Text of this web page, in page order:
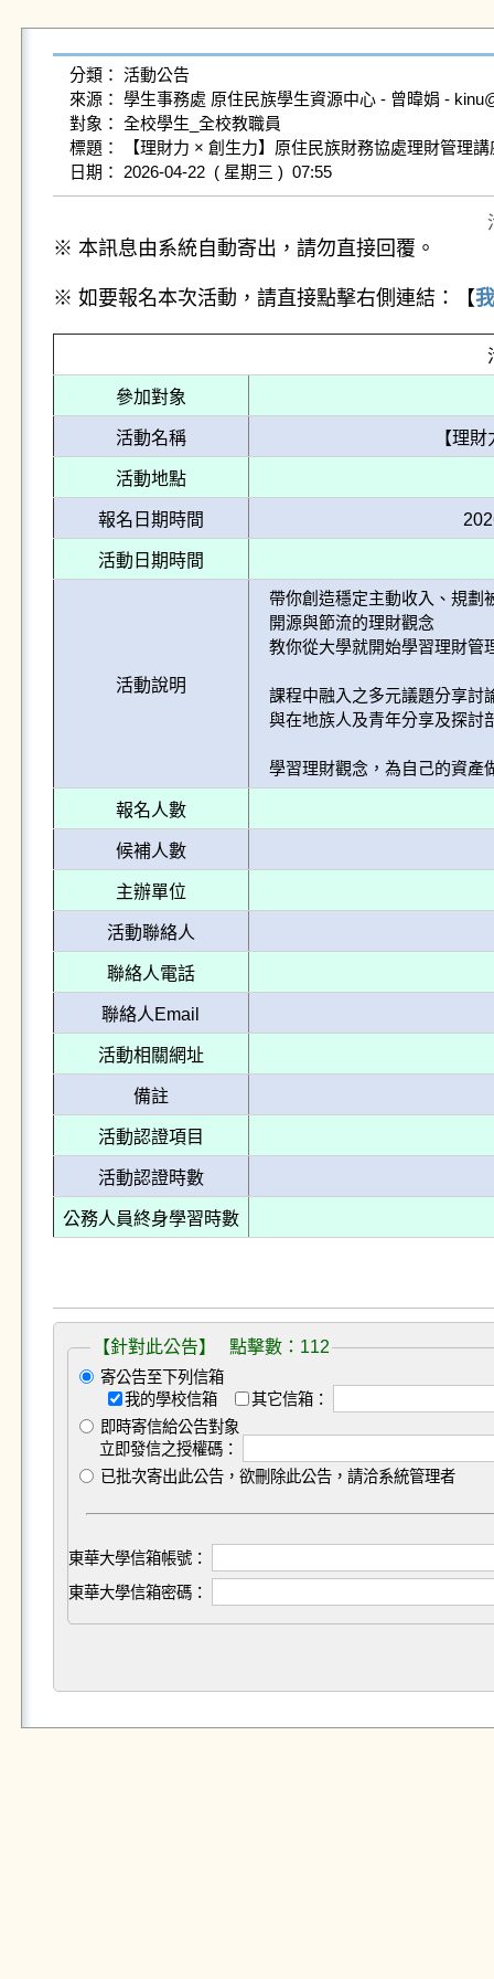
分類： 活動公告
來源： 學生事務處 原住民族學生資源中心 - 曾暐娟 -
對象： 全校學生_全校教職員
標題： 【理財力 × 創生力】原住民族財務協處理財管理講
日期： 2026-04-22  ( 星期三 )  07:55
※ 本訊息由系統自動寄出，請勿直接回覆。
※ 如要報名本次活動，請直接點擊右側連結：【
參加對象
活動名稱 【理
活動地點
報名日期時間
活動日期時間
活動說明
帶你創造穩定主動收入、規劃
開源與節流的理財觀念
教你從大學就開始學習理財管
課程中融入之多元議題分享討
與在地族人及青年分享及探討
學習理財觀念，為自己的資產
報名人數
候補人數
主辦單位
活動聯絡人
聯絡人電話
聯絡人Email
活動相關網址
備註
活動認證項目
活動認證時數
公務人員終身學習時數
【針對此公告】 點擊數：112
寄公告至下列信箱
我的學校信箱
其它信箱：
即時寄信給公告對象
立即發信之授權碼：
已批次寄出此公告，欲刪除此公告，請洽系統管理者
東華大學信箱帳號：
東華大學信箱密碼：